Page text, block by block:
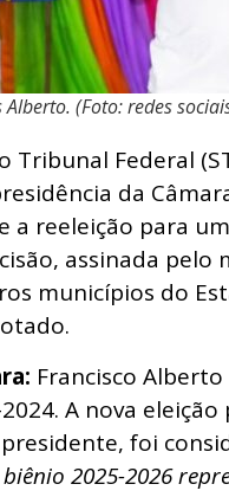
Alberto. (Foto: redes
Tribunal Federal
da
a reeleição para
assinada
municípios do
Francisco
A nova
foi
2025-2026